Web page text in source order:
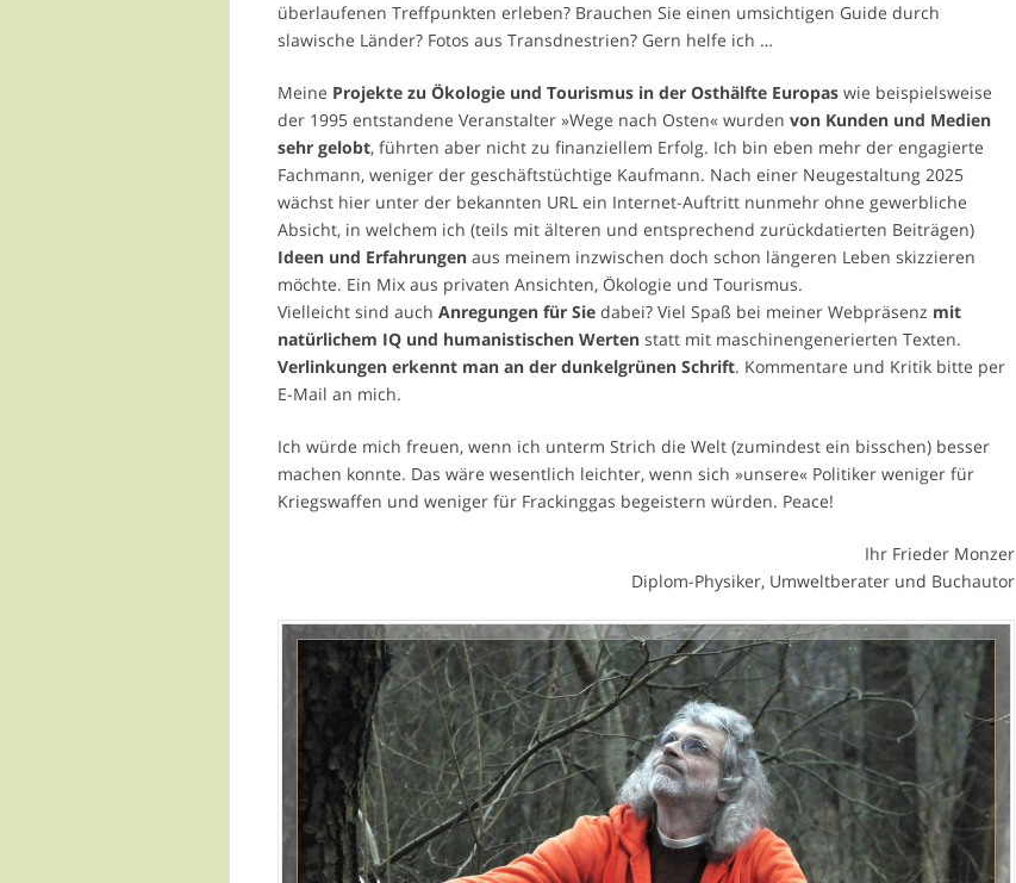
überlaufenen Treffpunkten erleben? Brauchen Sie einen umsichtigen Guide durch
slawische Länder? Fotos aus Transdnestrien? Gern helfe ich …
Meine Projekte zu Ökologie und Tourismus in der Osthälfte Europas wie beispielsweise
der 1995 entstandene Veranstalter »Wege nach Osten« wurden von Kunden und Medien
sehr gelobt, führten aber nicht zu finanziellem Erfolg. Ich bin eben mehr der engagierte
Fachmann, weniger der geschäftstüchtige Kaufmann. Nach einer Neugestaltung 2025
wächst hier unter der bekannten URL ein Internet-Auftritt nunmehr ohne gewerbliche
Absicht, in welchem ich (teils mit älteren und entsprechend zurückdatierten Beiträgen)
Ideen und Erfahrungen aus meinem inzwischen doch schon längeren Leben skizzieren
möchte. Ein Mix aus privaten Ansichten, Ökologie und Tourismus.
Vielleicht sind auch Anregungen für Sie dabei? Viel Spaß bei meiner Webpräsenz mit
natürlichem IQ und humanistischen Werten statt mit maschinengenerierten Texten.
Verlinkungen erkennt man an der dunkelgrünen Schrift. Kommentare und Kritik bitte per
E-Mail an mich.
Ich würde mich freuen, wenn ich unterm Strich die Welt (zumindest ein bisschen) besser
machen konnte. Das wäre wesentlich leichter, wenn sich »unsere« Politiker weniger für
Kriegswaffen und weniger für Frackinggas begeistern würden. Peace!
Ihr Frieder Monzer
Diplom-Physiker, Umweltberater und Buchautor